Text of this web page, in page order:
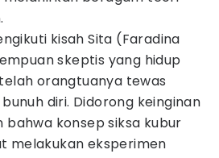
kisah Sita (Faradina
skeptis yang hidup
orangtuanya tewas
diri. Didorong keinginan
konsep siksa kubur
melakukan eksperimen